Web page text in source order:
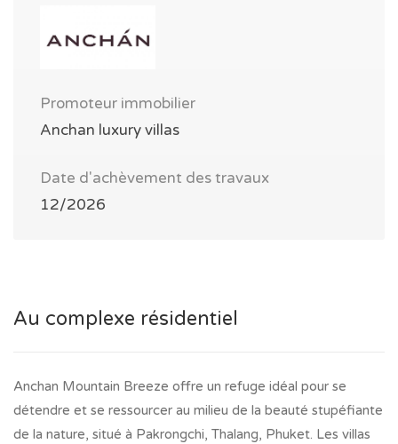
Promoteur immobilier
Anchan luxury villas
Date d'achèvement des travaux
12/2026
Au complexe résidentiel
Anchan Mountain Breeze offre un refuge idéal pour se
détendre et se ressourcer au milieu de la beauté stupéfiante
de la nature, situé à Pakrongchi, Thalang, Phuket. Les villas